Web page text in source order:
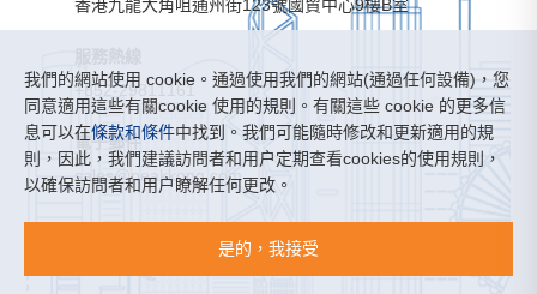
香港九龍大角咀通州街123號國貿中心9樓B室
+852-29811161
電子郵件
sales@peakkong.com
煌港特鋼有限公司 ©版權所有
我們的網站使用 cookie。通過使用我們的網站(通過任何設備)，您
同意適用這些有關cookie 使用的規則。有關這些 cookie 的更多信
息可以在條款和條件中找到。我們可能隨時修改和更新適用的規
則，因此，我們建議訪問者和用户定期查看cookies的使用規則，
以確保訪問者和用户瞭解任何更改。
是的，我接受